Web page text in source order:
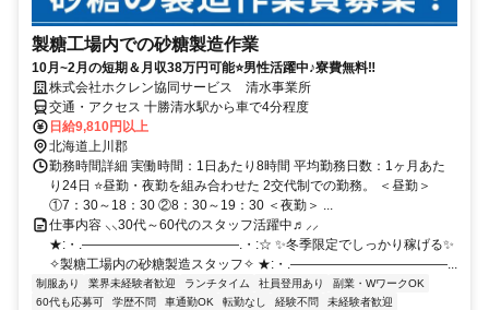
製糖工場内での砂糖製造作業
10月~2月の短期＆月収38万円可能⭐男性活躍中♪寮費無料‼
株式会社ホクレン協同サービス 清水事業所
交通・アクセス 十勝清水駅から車で4分程度
日給9,810円以上
北海道上川郡
勤務時間詳細 実働時間：1日あたり8時間 平均勤務日数：1ヶ月あた
り24日 ⭐昼勤・夜勤を組み合わせた 2交代制での勤務。 ＜昼勤＞
①7：30～18：30 ②8：30～19：30 ＜夜勤＞ ...
仕事内容 ⸜⸜30代～60代のスタッフ活躍中♬⸝⸝
★:・.――――――――――――.・:☆ ✨冬季限定でしっかり稼げる✨
✧製糖工場内の砂糖製造スタッフ✧ ★:・.――――――――――――...
制服あり 業界未経験者歓迎 ランチタイム 社員登用あり
副業・WワークOK
60代も応募可
学歴不問 車通勤OK 転勤なし 経験不問
未経験者歓迎